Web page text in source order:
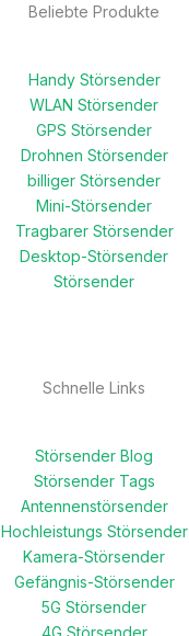
Beliebte Produkte
Handy Störsender
WLAN Störsender
GPS Störsender
Drohnen Störsender
billiger Störsender
Mini-Störsender
Tragbarer Störsender
Desktop-Störsender
Störsender
Schnelle Links
Störsender Blog
Störsender Tags
Antennenstörsender
Hochleistungs Störsender
Kamera-Störsender
Gefängnis-Störsender
5G Störsender